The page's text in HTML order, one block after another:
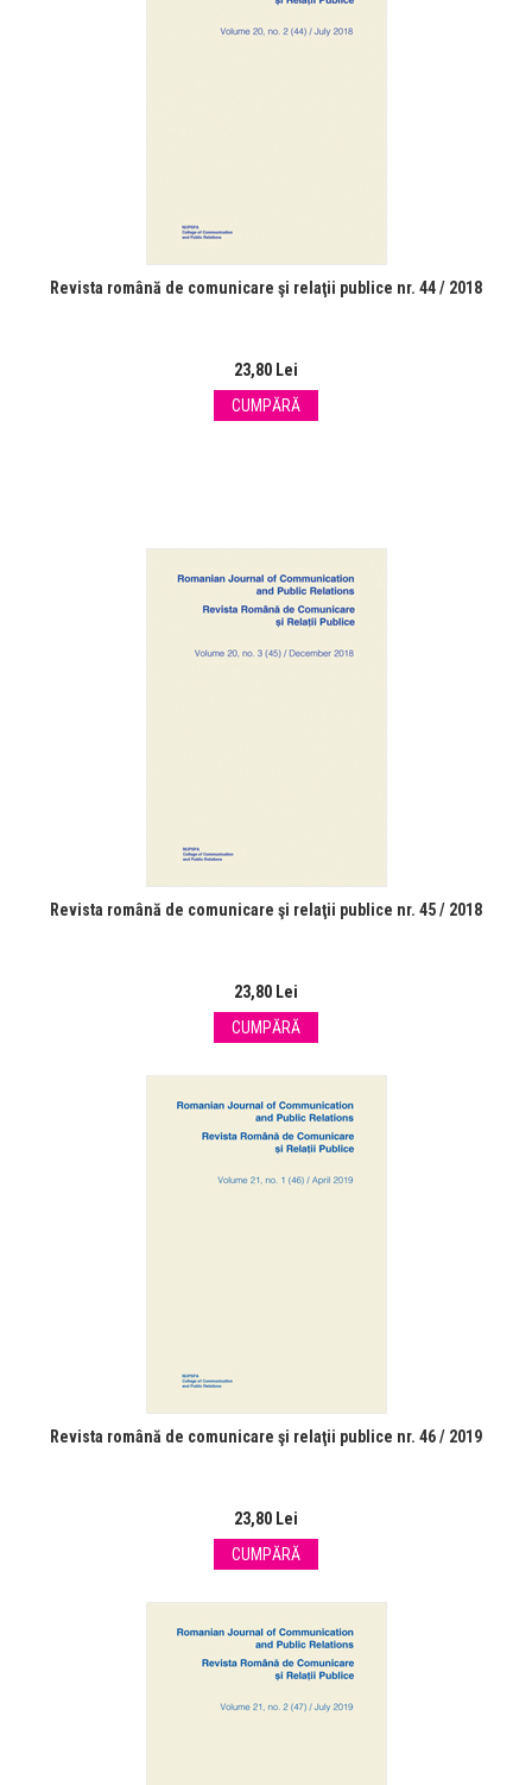
Revista română de comunicare şi relaţii publice nr. 44 / 2018
23,80 Lei
CUMPĂRĂ
Revista română de comunicare şi relaţii publice nr. 45 / 2018
23,80 Lei
CUMPĂRĂ
Revista română de comunicare şi relaţii publice nr. 46 / 2019
23,80 Lei
CUMPĂRĂ